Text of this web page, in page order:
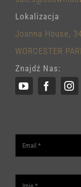
Lokalizacja
Joanna House,
WORCESTER
Znajdź Nas: